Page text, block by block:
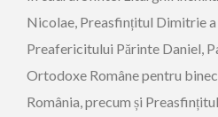
Nicolae, Preasfințitul Dimitrie
Preafericitului Părinte Daniel,
Ortodoxe Române pentru
România, precum și